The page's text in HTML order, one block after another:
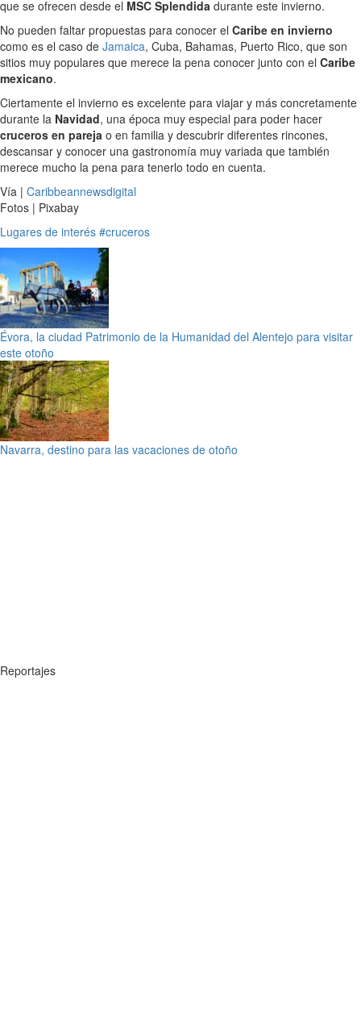
que se ofrecen desde el MSC Splendida durante este invierno.
No pueden faltar propuestas para conocer el Caribe en invierno
como es el caso de Jamaica, Cuba, Bahamas, Puerto Rico, que son
sitios muy populares que merece la pena conocer junto con el Caribe
mexicano.
Ciertamente el invierno es excelente para viajar y más concretamente
durante la Navidad, una época muy especial para poder hacer
cruceros en pareja o en familia y descubrir diferentes rincones,
descansar y conocer una gastronomía muy variada que también
merece mucho la pena para tenerlo todo en cuenta.
Vía | Caribbeannewsdigital
Fotos | Pixabay
Lugares de interés #cruceros
Évora, la ciudad Patrimonio de la Humanidad del Alentejo para visitar
este otoño
Navarra, destino para las vacaciones de otoño
Reportajes